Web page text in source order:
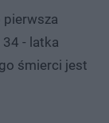
pierwsza
34 - latka
śmierci jest